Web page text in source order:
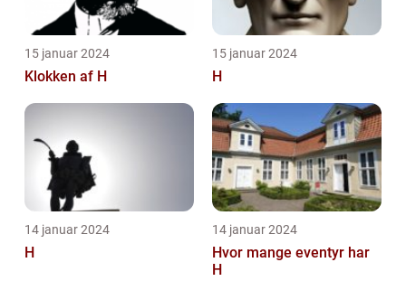
15 januar 2024
Klokken af H
15 januar 2024
H
14 januar 2024
H
14 januar 2024
Hvor mange eventyr har
H